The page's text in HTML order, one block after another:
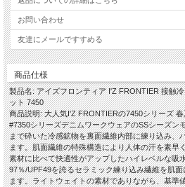
お問い合わせ
友達にメールですすめる
商品仕様
製品名: アイズフロンティア I'Z FRONTIER 接触
ット 7450
商品説明: 大人気I'Z FRONTIERの7450シリーズ
#7350シリーズデニムワークウェアのSSシーズン
まで砕いた冷感鉱物を裏面繊維内部に練り込み、
ます。肌面繊維の特殊構造により人体の汗を素早
素材に比べて快適性がアップしたハイレベルな吸
97％/UPF49を誇るセラミック練り込み繊維を肌
ます。ライトウェイトの素材でありながら、基準